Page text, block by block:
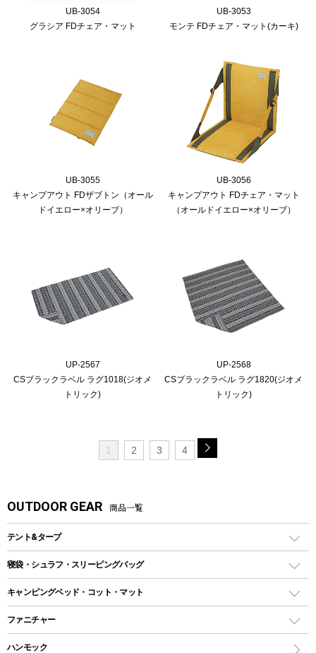
UB-3054
グラシア FDチェア・マット
UB-3053
モンテ FDチェア・マット(カーキ)
UB-3055
キャンプアウト FDザブトン（オール
ドイエロー×オリーブ）
UB-3056
キャンプアウト FDチェア・マット
（オールドイエロー×オリーブ）
UP-2567
CSブラックラベル ラグ1018(ジオメ
トリック)
UP-2568
CSブラックラベル ラグ1820(ジオメ
トリック)
1 2 3 4
OUTDOOR GEAR 商品一覧
テント&タープ
テント
ツールームテント
ワンポールテント
シェルターテント
寝袋・シュラフ・スリーピングバッグ
レクタングラー型（封筒型）シュラフ
インナーシュラフ
キャンピングベッド・コット・マット
キャンピングベッド・コット
ファニチャー
アウトドアテーブル
ハンモック